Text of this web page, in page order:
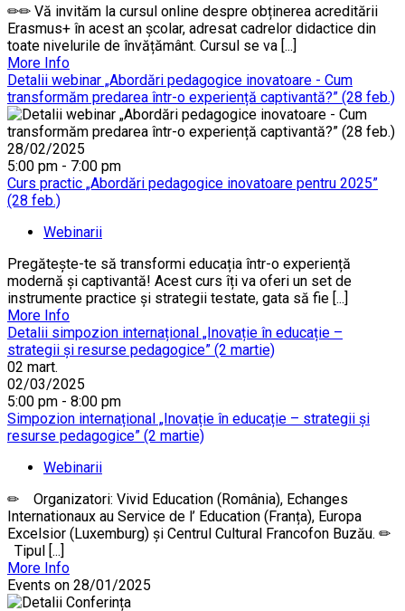
✏✏ Vă invităm la cursul online despre obținerea acreditării
Erasmus+ în acest an școlar, adresat cadrelor didactice din
toate nivelurile de învățământ. Cursul se va [...]
More Info
Detalii webinar „Abordări pedagogice inovatoare - Cum
transformăm predarea într-o experiență captivantă?” (28 feb.)
28/02/2025
5:00 pm - 7:00 pm
Curs practic „Abordări pedagogice inovatoare pentru 2025”
(28 feb.)
Webinarii
Pregătește-te să transformi educația într-o experiență
modernă și captivantă! Acest curs îți va oferi un set de
instrumente practice și strategii testate, gata să fie [...]
More Info
Detalii simpozion internațional „Inovație în educație –
strategii și resurse pedagogice” (2 martie)
02 mart.
02/03/2025
5:00 pm - 8:00 pm
Simpozion internațional „Inovație în educație – strategii și
resurse pedagogice” (2 martie)
Webinarii
✏ Organizatori: Vivid Education (România), Echanges
Internationaux au Service de l’ Education (Franța), Europa
Excelsior (Luxemburg) și Centrul Cultural Francofon Buzău. ✏
Tipul [...]
More Info
Events on 28/01/2025